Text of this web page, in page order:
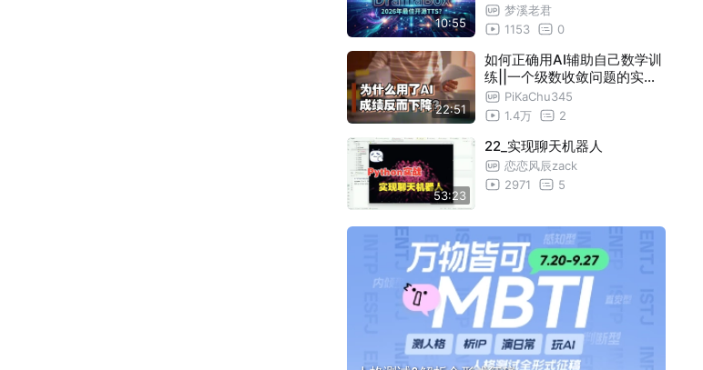
10:55
梦溪老君
1153
0
22:51
如何正确用AI辅助自己数学训
练||一个级数收敛问题的实战
案例PiKaChu345
1.4万
2
53:23
22_实现聊天机器人
恋恋风辰zack
2971
5